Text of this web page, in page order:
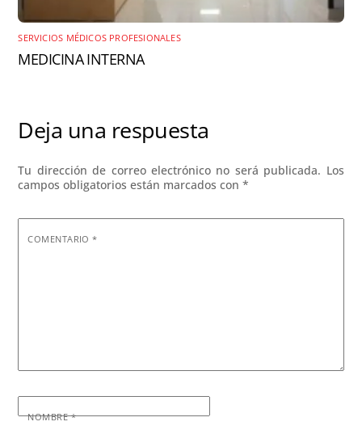
SERVICIOS MÉDICOS PROFESIONALES
MEDICINA INTERNA
Deja una respuesta
Tu dirección de correo electrónico no será publicada. Los
campos obligatorios están marcados con*
COMENTARIO*
NOMBRE*